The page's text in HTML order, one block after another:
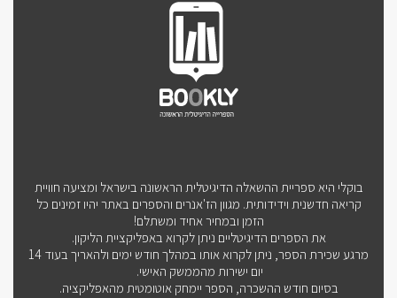
בוקלי היא ספריית ההשאלה הדיגיטלית הראשונה בישראל ומציעה חוויית
קריאה חדשנית וידידותית. מגוון הז'אנרים והספרים באתר יהיו זמינים כל
הזמן ובמחיר אחיד ומשתלם!
את הספרים הדיגיטליים ניתן לקרוא באפליקציית הליקון.
מרגע שכירת הספר, ניתן לקרוא אותו במהלך חודש ימים ולהאריך בעוד 14
יום ישירות מהממשק האישי.
בסיום חודש ההשכרה, הספר יימחק אוטומטית מהאפליקציה.